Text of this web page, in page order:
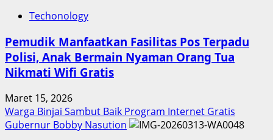
Techonology
Pemudik Manfaatkan Fasilitas Pos Terpadu
Polisi, Anak Bermain Nyaman Orang Tua
Nikmati Wifi Gratis
Maret 15, 2026
Warga Binjai Sambut Baik Program Internet Gratis
Gubernur Bobby Nasution